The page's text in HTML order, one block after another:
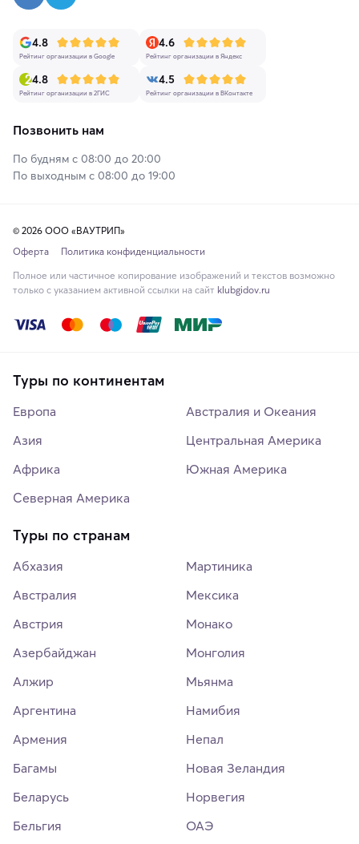
4.8
Рейтинг организации в Google
4.6
Рейтинг организации в Яндекс
4.8
Рейтинг организации в 2ГИС
4.5
Рейтинг организации в ВКонтакте
Позвонить нам
По будням с 08:00 до 20:00
По выходным с 08:00 до 19:00
© 2026 ООО «ВАУТРИП»
Оферта
Политика конфиденциальности
Полное или частичное копирование изображений и текстов возможно
только с указанием активной ссылки на сайт klubgidov.ru
Туры по континентам
Европа
Азия
Африка
Северная Америка
Австралия и Океания
Центральная Америка
Южная Америка
Туры по странам
Абхазия
Австралия
Австрия
Азербайджан
Алжир
Аргентина
Армения
Багамы
Беларусь
Бельгия
Мартиника
Мексика
Монако
Монголия
Мьянма
Намибия
Непал
Новая Зеландия
Норвегия
ОАЭ